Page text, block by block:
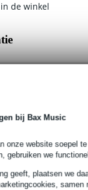
bij Bax Music
onze website soepel
gebruiken we
geeft, plaatsen we
samen
de winkel
of zwart